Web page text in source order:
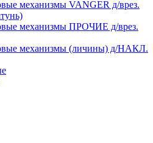
механизмы VANGER д/врез.
механизмы ПРОЧИЕ д/врез.
механизмы (личины) д/НАКЛ.